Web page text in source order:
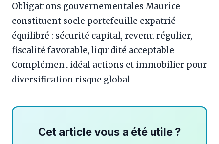
Obligations gouvernementales Maurice
constituent socle portefeuille expatrié
équilibré : sécurité capital, revenu régulier,
fiscalité favorable, liquidité acceptable.
Complément idéal actions et immobilier pour
diversification risque global.
Cet article vous a été utile ?